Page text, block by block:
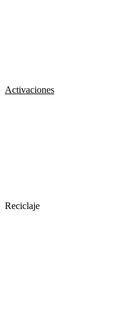
Activaciones
Reciclaje